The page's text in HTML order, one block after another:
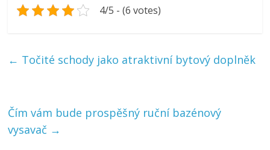
4/5 - (6 votes)
← Točité schody jako atraktivní bytový doplněk
Čím vám bude prospěšný ruční bazénový
vysavač →